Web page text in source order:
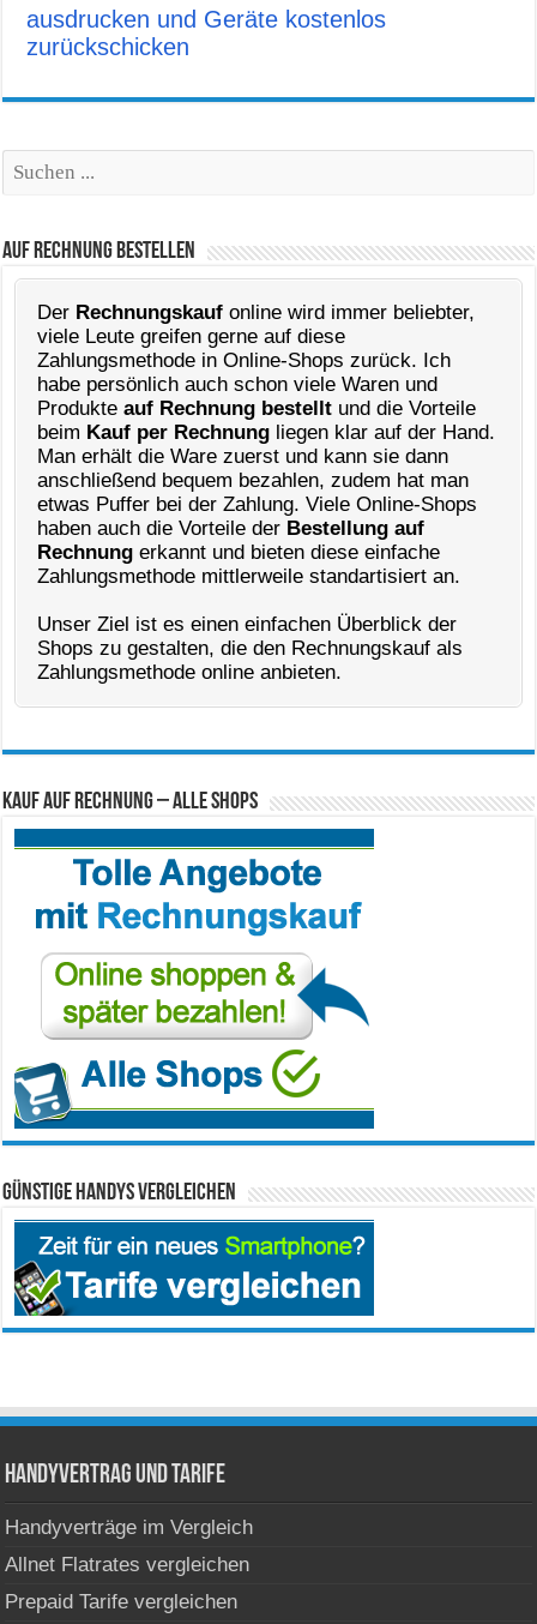
ausdrucken und Geräte kostenlos
zurückschicken
Suchen
Auf Rechnung Bestellen
Der Rechnungskauf online wird immer beliebter,
viele Leute greifen gerne auf diese
Zahlungsmethode in Online-Shops zurück. Ich
habe persönlich auch schon viele Waren und
Produkteauf Rechnung bestellt und die Vorteile
beim Kauf per Rechnung liegen klar auf der Hand.
Man erhält die Ware zuerst und kann sie dann
anschließend bequem bezahlen, zudem hat man
etwas Puffer bei der Zahlung. Viele Online-Shops
haben auch die Vorteile der Bestellung auf
Rechnung erkannt und bieten diese einfache
Zahlungsmethode mittlerweile standartisiert an.
Unser Ziel ist es einen einfachen Überblick der
Shops zu gestalten, die den Rechnungskauf als
Zahlungsmethode online anbieten.
Kauf auf Rechnung – Alle Shops
Günstige Handys vergleichen
Handyvertrag und Tarife
Handyverträge im Vergleich
Allnet Flatrates vergleichen
Prepaid Tarife vergleichen